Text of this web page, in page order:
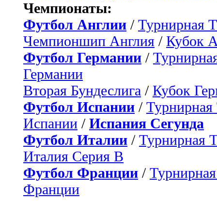
Чемпионаты:
Футбол Англии / Турнирная
Чемпионшип Англия / Кубок
Футбол Германии /
Германии
Вторая Бундеслига / Кубок
Футбол Испании / Турнирная
Испании / Испания Сегунда
Футбол Италии / Турнирная
Италия Серия B
Футбол Франции /
Франции